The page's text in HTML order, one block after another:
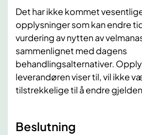
Det har ikke kommet
opplysninger som kan endre
vurdering av nytten av
sammenlignet med dagens
behandlingsalternativer.
leverandøren viser til, vil ikke
tilstrekkelige til å endre
Beslutning